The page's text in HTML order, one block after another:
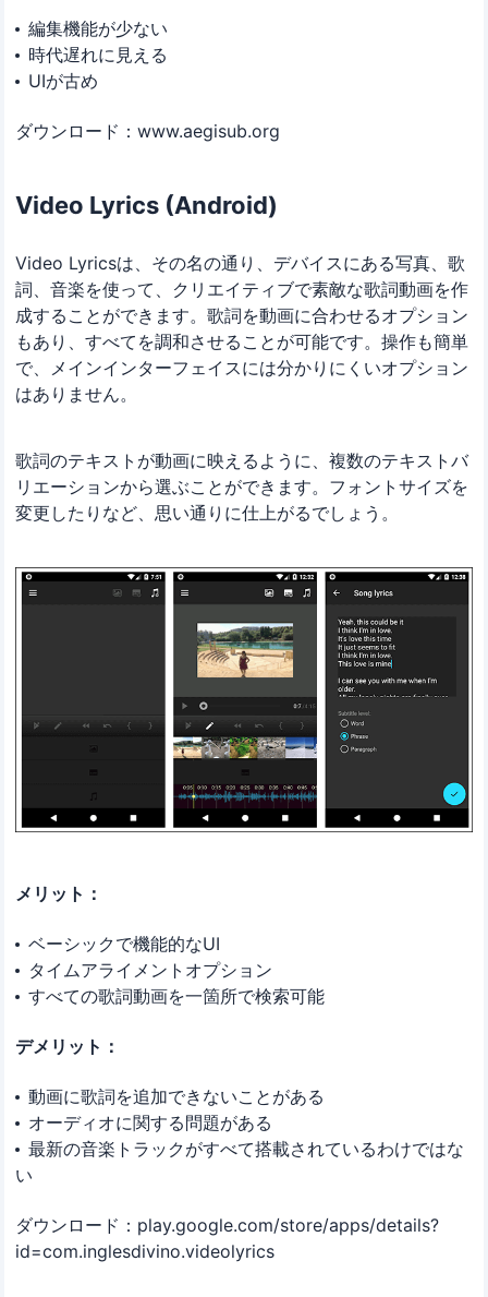
編集機能が少ない
時代遅れに見える
UIが古め
ダウンロード：www.aegisub.org
Video Lyrics (Android)
Video Lyricsは、その名の通り、デバイスにある写真、歌
詞、音楽を使って、クリエイティブで素敵な歌詞動画を作
成することができます。歌詞を動画に合わせるオプション
もあり、すべてを調和させることが可能です。操作も簡単
で、メインインターフェイスには分かりにくいオプション
はありません。
歌詞のテキストが動画に映えるように、複数のテキストバ
リエーションから選ぶことができます。フォントサイズを
変更したりなど、思い通りに仕上がるでしょう。
メリット：
ベーシックで機能的なUI
タイムアライメントオプション
すべての歌詞動画を一箇所で検索可能
デメリット：
動画に歌詞を追加できないことがある
オーディオに関する問題がある
最新の音楽トラックがすべて搭載されているわけではな
い
ダウンロード：play.google.com/store/apps/details?
id=com.inglesdivino.videolyrics